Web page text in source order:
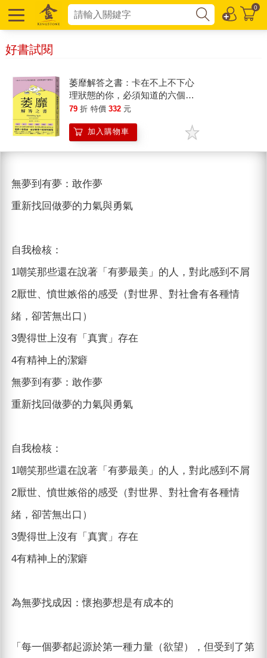
0
好書試閱
萎靡解答之書：卡在不上不下心
理狀態的你，必須知道的六個解
方
79 折 特價 332 元
加入購物車
無夢到有夢：敢作夢
重新找回做夢的力氣與勇氣
自我檢核：
1嘲笑那些還在說著「有夢最美」的人，對此感到不屑
2厭世、憤世嫉俗的感受（對世界、對社會有各種情
緒，卻苦無出口）
3覺得世上沒有「真實」存在
4有精神上的潔癖
無夢到有夢：敢作夢
重新找回做夢的力氣與勇氣
自我檢核：
1嘲笑那些還在說著「有夢最美」的人，對此感到不屑
2厭世、憤世嫉俗的感受（對世界、對社會有各種情
緒，卻苦無出口）
3覺得世上沒有「真實」存在
4有精神上的潔癖
為無夢找成因：懷抱夢想是有成本的
「每一個夢都起源於第一種力量（欲望），但受到了第